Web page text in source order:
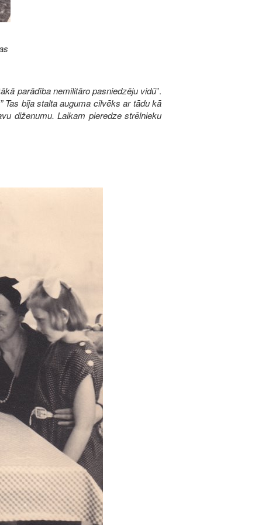
parādība nemilitāro pasniedzēju vidū”.
Tas bija stalta auguma cilvēks ar tādu kā
diženumu. Laikam pieredze strēlnieku